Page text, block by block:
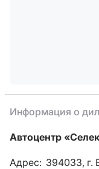
Информация о
Автоцентр
Адрес: 394033, г.